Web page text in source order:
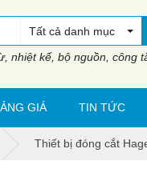
Tất cả danh mục
nhiệt kế, bộ nguồn, công
GIÁ TIN TỨC
Thiết bị đóng cắt